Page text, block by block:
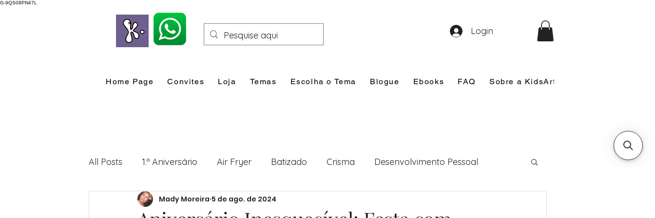
G-9QS08PN47L
Home Page Convites Loja Temas Escolha o Tema Blogue Ebooks FAQ Sobre a KidsArt
Login
All Posts 1.º Aniversário Air Fryer Batizado Crisma Desenvolvimento Pessoal
Desenvolvimento Profissional Festas
Mady Moreira 5 de ago. de 2024